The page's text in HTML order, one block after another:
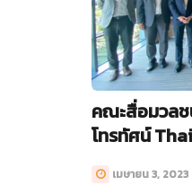
คณะสื่อมวล
โทรทัศน์
เมษายน 3, 2023